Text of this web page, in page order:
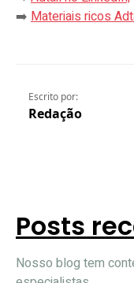
➡️ Materiais ricos
Escrito por:
Redação
Posts
Nosso blog tem